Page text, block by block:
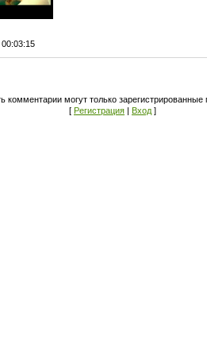
00:03:15
комментарии могут только зарегистрированные
[ Регистрация | Вход ]